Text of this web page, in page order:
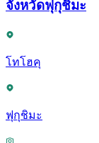
จังหวัดฟุกุชิมะ
โทโฮคุ
ฟุกุชิมะ